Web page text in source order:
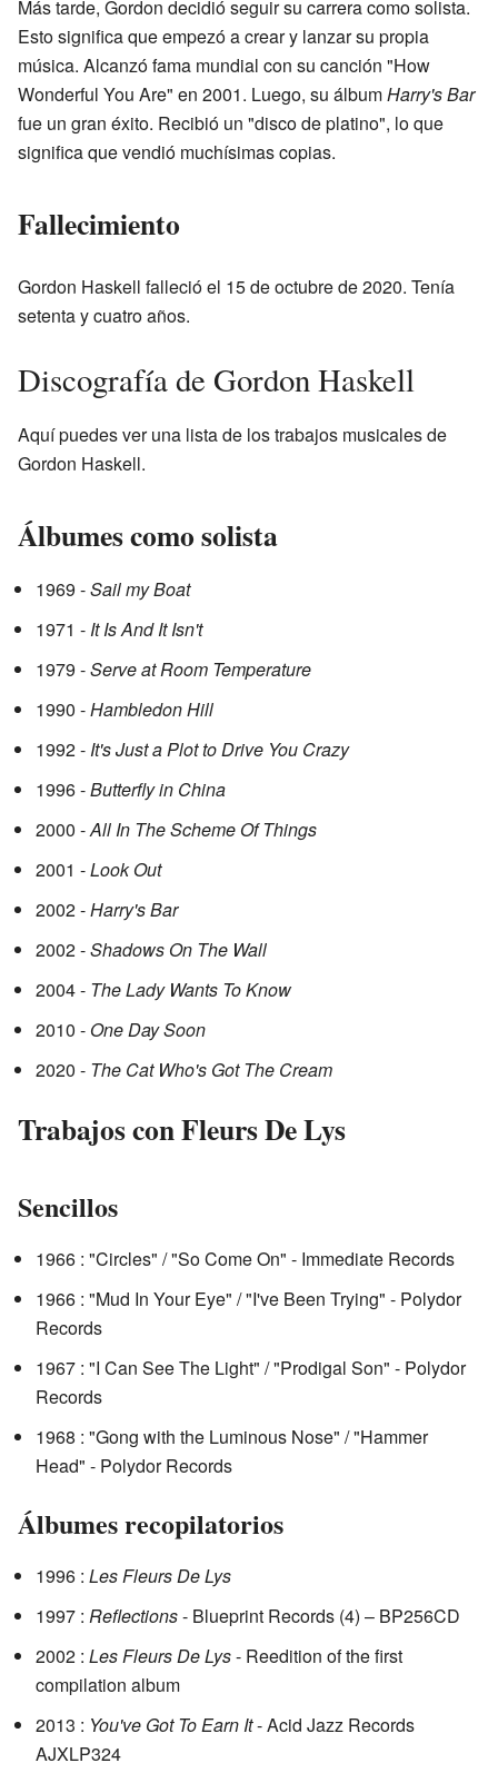
Más tarde, Gordon decidió seguir su carrera como solista.
Esto significa que empezó a crear y lanzar su propia
música. Alcanzó fama mundial con su canción "How
Wonderful You Are" en 2001. Luego, su álbumHarry's Bar
fue un gran éxito. Recibió un "disco de platino", lo que
significa que vendió muchísimas copias.
Fallecimiento
Gordon Haskell falleció el 15 de octubre de 2020. Tenía
setenta y cuatro años.
Discografía de Gordon Haskell
Aquí puedes ver una lista de los trabajos musicales de
Gordon Haskell.
Álbumes como solista
1969 -Sail my Boat
1971 - It Is And It Isn't
1979 -Serve at Room Temperature
1990 -Hambledon Hill
1992 - It's Just a Plot to Drive You Crazy
1996 -Butterfly in China
2000 -All In The Scheme Of Things
2001 -Look Out
2002 -Harry's Bar
2002 -Shadows On The Wall
2004 - The Lady Wants To Know
2010 - One Day Soon
2020 - The Cat Who's Got The Cream
Trabajos con Fleurs De Lys
Sencillos
1966 : "Circles" / "So Come On" - Immediate Records
1966 : "Mud In Your Eye" / "I've Been Trying" - Polydor
Records
1967 : "I Can See The Light" / "Prodigal Son" - Polydor
Records
1968 : "Gong with the Luminous Nose" / "Hammer
Head" - Polydor Records
Álbumes recopilatorios
1996 : Les Fleurs De Lys
1997 : Reflections- Blueprint Records (4) – BP256CD
2002 : Les Fleurs De Lys- Reedition of the first
compilation album
2013 : You've Got To Earn It- Acid Jazz Records
AJXLP324